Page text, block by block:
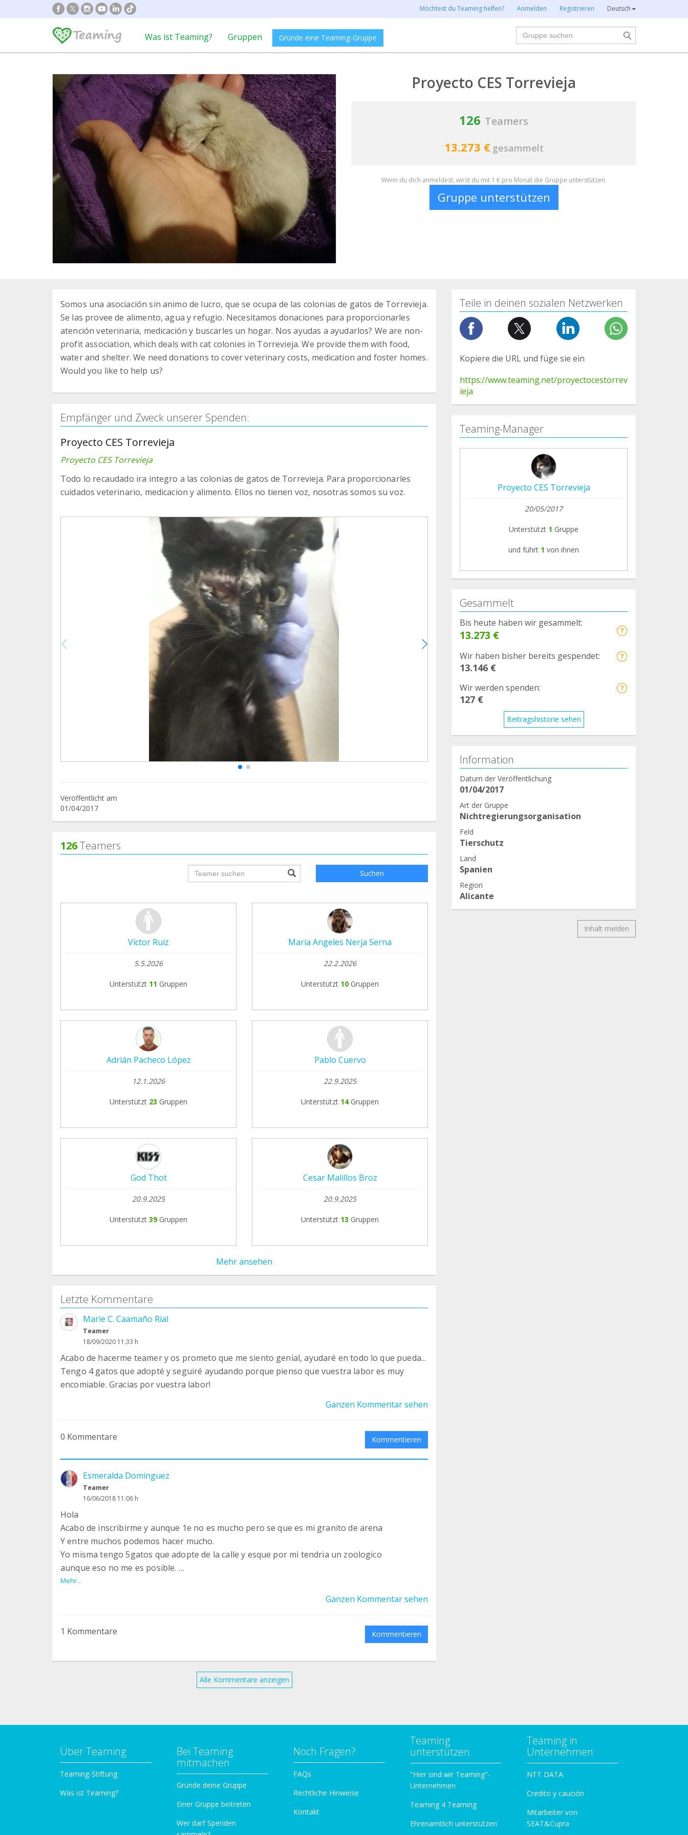
Möchtest du Teaming helfen? Anmelden Registrieren Deutsch
Was ist Teaming? Gruppen Gründe eine Teaming-Gruppe
Suche
Proyecto CES Torrevieja
126 Teamers
13.273 € gesammelt
Wenn du dich anmeldest, wirst du mit 1 € pro Monat die Gruppe unterstützen.
Gruppe unterstützen
Somos una asociación sin animo de lucro, que se ocupa de las colonias de gatos de Torrevieja.
Se las provee de alimento, agua y refugio. Necesitamos donaciones para proporcionarles
atención veterinaria, medicación y buscarles un hogar. Nos ayudas a ayudarlos? We are non-
profit association, which deals with cat colonies in Torrevieja. We provide them with food,
water and shelter. We need donations to cover veterinary costs, medication and foster homes.
Would you like to help us?
Empfänger und Zweck unserer Spenden:
Proyecto CES Torrevieja
Proyecto CES Torrevieja
Todo lo recaudado ira integro a las colonias de gatos de Torrevieja. Para proporcionarles
cuidados veterinario, medicacion y alimento. Ellos no tienen voz, nosotras somos su voz.
Veröffentlicht am
01/04/2017
126Teamers
groupProfile.searchForm.search.text??? Suchen
Víctor Ruiz
5.5.2026
Unterstützt 11 Gruppen
Maria Angeles Nerja Serna
22.2.2026
Unterstützt 10 Gruppen
Adrián Pacheco López
12.1.2026
Unterstützt 23 Gruppen
Pablo Cuervo
22.9.2025
Unterstützt 14 Gruppen
God Thot
20.9.2025
Unterstützt 39 Gruppen
Cesar Malillos Broz
20.9.2025
Unterstützt 13 Gruppen
Mehr ansehen
Letzte Kommentare
Marie C. Caamaño Rial
Teamer
18/09/2020 11:33 h
Acabo de hacerme teamer y os prometo que me siento genial, ayudaré en todo lo que pueda...
Tengo 4 gatos que adopté y seguiré ayudando porque pienso que vuestra labor es muy
encomiable. Gracias por vuestra labor!
Ganzen Kommentar sehen
0 Kommentare Kommentieren
Esmeralda Dominguez
Teamer
16/06/2018 11:06 h
Hola
Acabo de inscribirme y aunque 1e no es mucho pero se que es mi granito de arena
Y entre muchos podemos hacer mucho.
Yo misma tengo 5gatos que adopte de la calle y esque por mi tendria un zoologico
aunque eso no me es posible.
Veo tantos gatos por la calle que me dan tanta penita y se
que haceis una gran labor y muchos de ellos son ayudados y otros que ayudareis.
Mehr...
Ganzen Kommentar sehen
1 Kommentare Kommentieren
Alle Kommentare anzeigen
Teile in deinen sozialen Netzwerken
Kopiere die URL und füge sie ein
https://www.teaming.net/proyectocestorrev
ieja
Teaming-Manager
Proyecto CES Torrevieja
20/05/2017
Unterstützt 1 Gruppe
und führt 1 von ihnen
Gesammelt
Bis heute haben wir gesammelt:
13.273 €
Wir haben bisher bereits gespendet:
13.146 €
Wir werden spenden:
127 €
Beitragshistorie sehen
Information
Datum der Veröffentlichung
01/04/2017
Art der Gruppe
Nichtregierungsorganisation
Feld
Tierschutz
Land
Spanien
Region
Alicante
Inhalt melden
Über Teaming
Teaming-Stiftung
Was ist Teaming?
Bei Teaming
mitmachen
Gründe deine Gruppe
Einer Gruppe beitreten
Wer darf Spenden
Noch Fragen?
FAQs
Rechtliche Hinweise
Kontakt
Teaming
unterstützen
"Hier sind wir Teaming"-
Unternehmen
Teaming 4 Teaming
Ehrenamtlich unterstützen
Teaming in
Unternehmen
NTT DATA
Credito y caución
Mitarbeiter von
SEAT&Cupra